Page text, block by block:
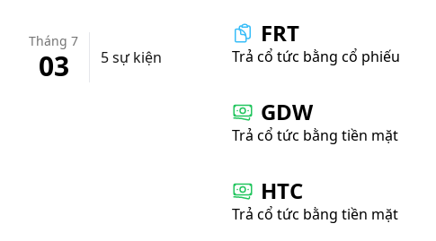
Tháng 7
03 5 sự kiện
FRT
Trả cổ tức bằng cổ phiếu
GDW
Trả cổ tức bằng tiền mặt
HTC
Trả cổ tức bằng tiền mặt